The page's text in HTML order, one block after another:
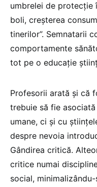
umbrelei de protecție
boli, creșterea
tinerilor”. Semnatarii
comportamente
tot pe o educație
Profesorii arată și că
trebuie să fie
umane, ci și cu
despre nevoia
Gândirea critică.
critice numai
social,